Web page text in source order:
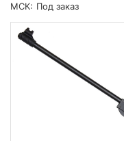
МСК: Под заказ